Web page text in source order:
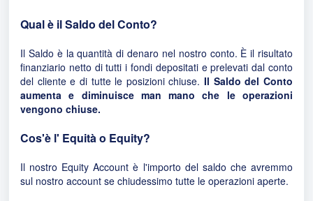
Qual è il Saldo del Conto?
Il Saldo è la quantità di denaro nel nostro conto. È il risultato
finanziario netto di tutti i fondi depositati e prelevati dal conto
del cliente e di tutte le posizioni chiuse.Il Saldo del Conto
aumenta e diminuisce man mano che le operazioni
vengono chiuse.
Cos'è l' Equità o Equity?
Il nostro Equity Account è l'importo del saldo che avremmo
sul nostro account se chiudessimo tutte le operazioni aperte.